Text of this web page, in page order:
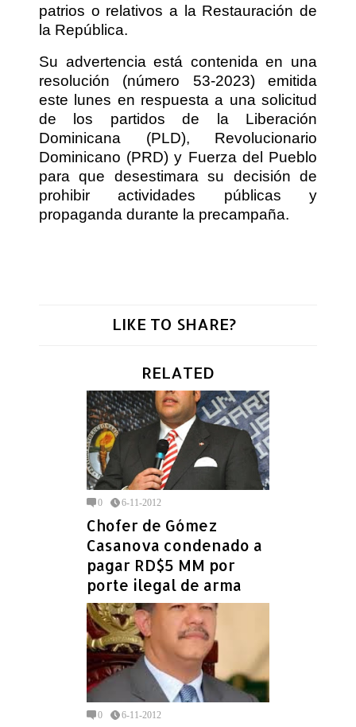
patrios o relativos a la Restauración de
la República.
Su advertencia está contenida en una
resolución (número 53-2023) emitida
este lunes en respuesta a una solicitud
de los partidos de la Liberación
Dominicana (PLD), Revolucionario
Dominicano (PRD) y Fuerza del Pueblo
para que desestimara su decisión de
prohibir actividades públicas y
propaganda durante la precampaña.
LIKE TO SHARE?
RELATED
0 6-11-2012
Chofer de Gómez
Casanova condenado a
pagar RD$5 MM por
porte ilegal de arma
0 6-11-2012